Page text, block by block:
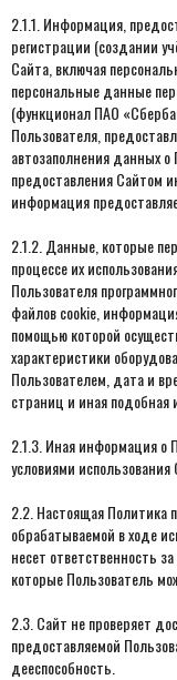
2.1.1. Информация,
регистрации (создании
Сайта, включая
персональные данные
(функционал ПАО
Пользователя,
автозаполнения данных
предоставления Сайтом
информация
2.1.2. Данные, которые
процессе их
Пользователя
файлов cookie,
помощью которой
характеристики
Пользователем, дата и
страниц и иная
2.1.3. Иная информация о
условиями использования
2.2. Настоящая Политика
обрабатываемой в ходе
несет ответственность
которые Пользователь
2.3. Сайт не проверяет
предоставляемой
дееспособность.